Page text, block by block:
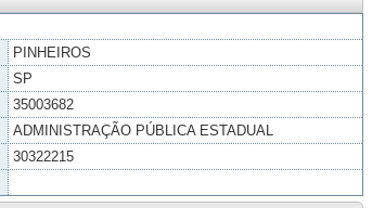
PINHEIROS
SP
35003682
ADMINISTRAÇÃO PÚBLICA ESTADUAL
30322215